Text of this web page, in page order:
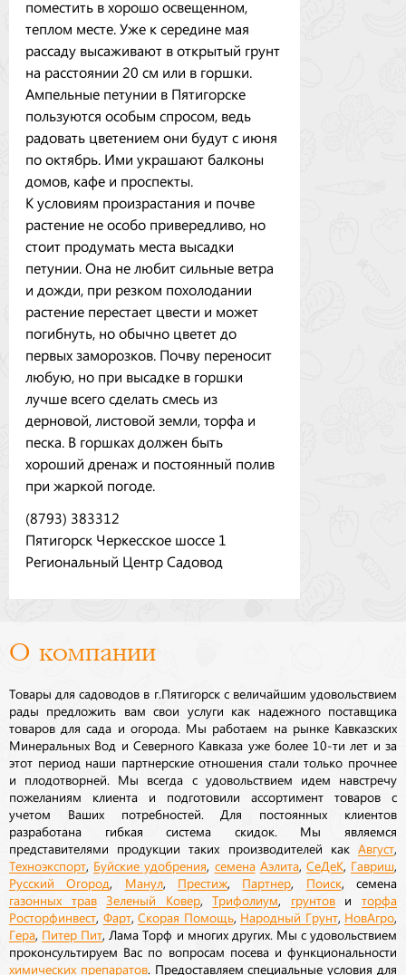
поместить в хорошо освещенном,
теплом месте. Уже к середине мая
рассаду высаживают в открытый грунт
на расстоянии 20 см или в горшки.
Ампельные петунии в Пятигорске
пользуются особым спросом, ведь
радовать цветением они будут с июня
по октябрь. Ими украшают балконы
домов, кафе и проспекты.
К условиям произрастания и почве
растение не особо привередливо, но
стоит продумать места высадки
петунии. Она не любит сильные ветра
и дожди, при резком похолодании
растение перестает цвести и может
погибнуть, но обычно цветет до
первых заморозков. Почву переносит
любую, но при высадке в горшки
лучше всего сделать смесь из
дерновой, листовой земли, торфа и
песка. В горшках должен быть
хороший дренаж и постоянный полив
при жаркой погоде.
(8793) 383312
Пятигорск Черкесское шоссе 1
Региональный Центр Садовод
О компании
Товары для садоводов в г.Пятигорск с величайшим удовольствием
рады предложить вам свои услуги как надежного поставщика
товаров для сада и огорода. Мы работаем на рынке Кавказских
Минеральных Вод и Северного Кавказа уже более 10-ти лет и за
этот период наши партнерские отношения стали только прочнее
и плодотворней. Мы всегда с удовольствием идем навстречу
пожеланиям клиента и подготовили ассортимент товаров с
учетом Ваших потребностей. Для постоянных клиентов
разработана гибкая система скидок. Мы являемся
представителями продукции таких производителей как Август
Техноэкспорт Буйские удобрения семена Аэлита, СеДеК Гавриш
Русский Огород Манул, Престиж Партнер Поиск, семена
газонных трав Зеленый Ковер,Трифолиум грунтовиторфа
Росторфинвест Фарт, Скорая Помощь Народный Грунт, НовАгро
Гера Питер Пит , Лама Торф и многих других. Мы с удовольствием
проконсультируем Вас по вопросам посева и функциональности
химических препаратов. Предоставляем специальные условия для